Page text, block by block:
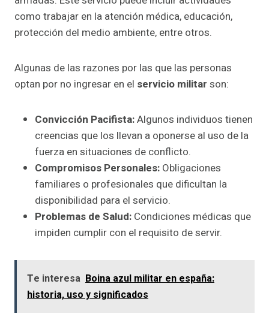
como trabajar en la atención médica, educación,
protección del medio ambiente, entre otros.
Algunas de las razones por las que las personas
optan por no ingresar en el servicio militar son:
Convicción Pacifista:Algunos individuos tienen
creencias que los llevan a oponerse al uso de la
fuerza en situaciones de conflicto.
Compromisos Personales: Obligaciones
familiares o profesionales que dificultan la
disponibilidad para el servicio.
Problemas de Salud: Condiciones médicas que
impiden cumplir con el requisito de servir.
Te interesa Boina azul militar en españa:
historia, uso y significados